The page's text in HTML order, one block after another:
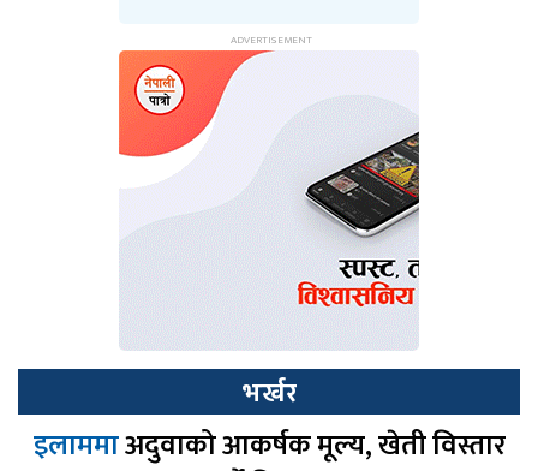
भर्खर
इलाममाअदुवाको आकर्षक मूल्य, खेती विस्तार